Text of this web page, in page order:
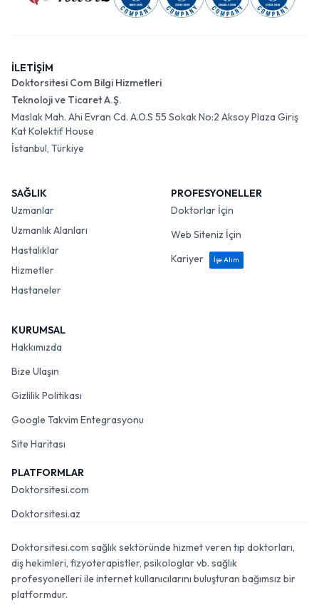
İLETİŞİM
Doktorsitesi Com Bilgi Hizmetleri
Teknoloji ve Ticaret A.Ş.
Maslak Mah. Ahi Evran Cd. A.O.S 55 Sokak No:2 Aksoy Plaza Giriş
Kat Kolektif House
İstanbul, Türkiye
SAĞLIK
Uzmanlar
Uzmanlık Alanları
Hastalıklar
Hizmetler
Hastaneler
PROFESYONELLER
Doktorlar İçin
Web Siteniz İçin
Kariyer
İşe Alım
KURUMSAL
Hakkımızda
Bize Ulaşın
Gizlilik Politikası
Google Takvim Entegrasyonu
Site Haritası
PLATFORMLAR
Doktorsitesi.com
Doktorsitesi.az
Doktorsitesi.com sağlık sektöründe hizmet veren tıp doktorları,
diş hekimleri, fizyoterapistler, psikologlar vb. sağlık
profesyonelleri ile internet kullanıcılarını buluşturan bağımsız bir
platformdur.